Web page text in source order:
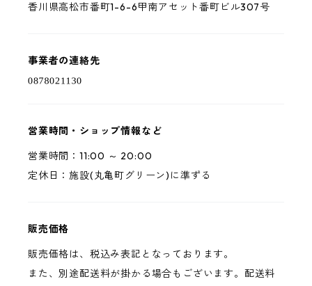
香川県高松市番町1-6-6甲南アセット番町ビル307号
事業者の連絡先
営業時間・ショップ情報など
営業時間：11:00 ～ 20:00
定休日：施設(丸亀町グリーン)に準ずる
販売価格
販売価格は、税込み表記となっております。
また、別途配送料が掛かる場合もございます。配送料